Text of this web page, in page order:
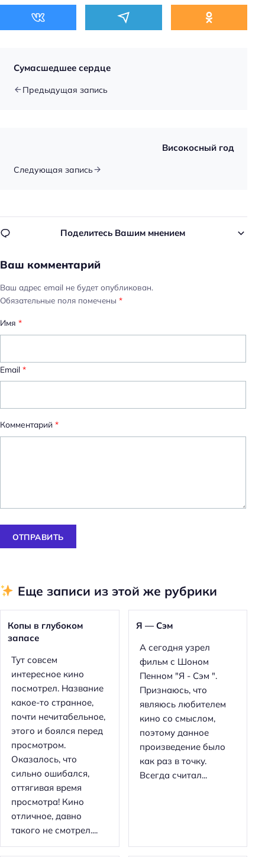
Сумасшедшее сердце
Предыдущая запись
Високосный год
Следующая запись
Поделитесь Вашим мнением
Ваш комментарий
Ваш адрес email не будет опубликован.
Обязательные поля помечены *
Имя *
Email *
Комментарий *
ОТПРАВИТЬ
Еще записи из этой же рубрики
Копы в глубоком
запасе
Тут совсем
интересное кино
посмотрел. Название
какое-то странное,
почти нечитабельное,
этого и боялся перед
просмотром.
Оказалось, что
сильно ошибался,
оттягивая время
просмотра! Кино
отличное, давно
такого не смотрел....
Я — Сэм
А сегодня узрел
фильм с Шоном
Пенном "Я - Сэм ".
Признаюсь, что
являюсь любителем
кино со смыслом,
поэтому данное
произведение было
как раз в точку.
Всегда считал...
Н
а
й
т